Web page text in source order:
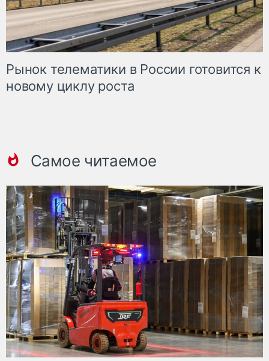
Рынок телематики в России готовится к
новому циклу роста
Самое читаемое